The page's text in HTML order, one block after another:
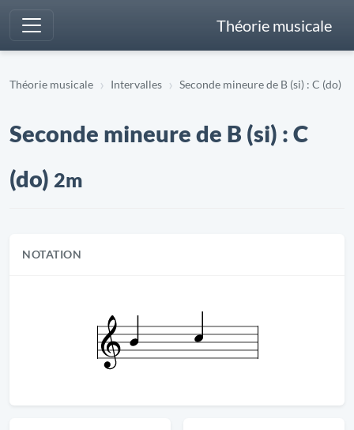
Théorie musicale
Théorie musicale Intervalles Seconde mineure de B (si) : C (do)
Seconde mineure de B (si) : C
(do) 2m
NOTATION